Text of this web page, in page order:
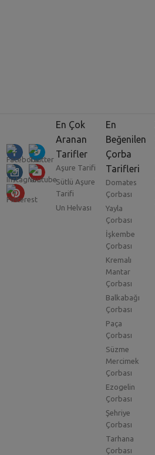
En Çok
Aranan
Tarifler
Aşure Tarifi
Sütlü Aşure
Tarifi
Un Helvası
En
Beğenilen
Çorba
Tarifleri
Domates
Çorbası
Yayla
Çorbası
İşkembe
Çorbası
Kremalı
Mantar
Çorbası
Balkabağı
Çorbası
Paça
Çorbası
Süzme
Mercimek
Çorbası
Ezogelin
Çorbası
Şehriye
Çorbası
Tarhana
Çorbası